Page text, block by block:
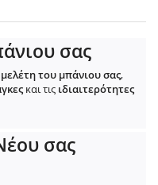
σας
μελέτη του μπάνιου σας,
και τις ιδιαιτερότητες
σας